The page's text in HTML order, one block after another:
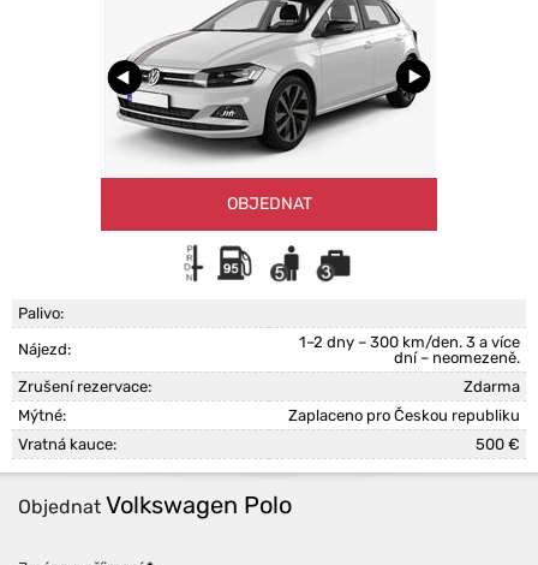
OBJEDNAT
Palivo:
Nájezd:
1–2 dny – 300 km/den. 3 a více
dní – neomezeně.
Zrušení rezervace:
Zdarma
Mýtné:
Zaplaceno pro Českou republiku
Vratná kauce:
500 €
Objednat Volkswagen Polo